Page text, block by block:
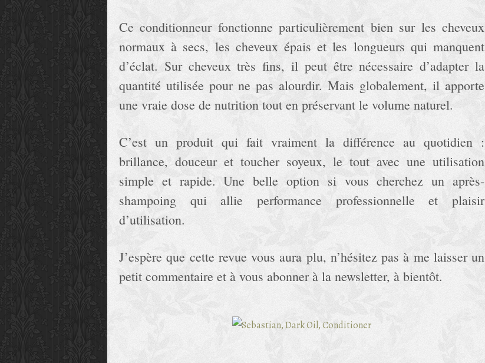
Ce conditionneur fonctionne particulièrement bien sur les cheveux
normaux à secs, les cheveux épais et les longueurs qui manquent
d’éclat. Sur cheveux très fins, il peut être nécessaire d’adapter la
quantité utilisée pour ne pas alourdir. Mais globalement, il apporte
une vraie dose de nutrition tout en préservant le volume naturel.
C’est un produit qui fait vraiment la différence au quotidien :
brillance, douceur et toucher soyeux, le tout avec une utilisation
simple et rapide. Une belle option si vous cherchez un après-
shampoing qui allie performance professionnelle et plaisir
d’utilisation.
J’espère que cette revue vous aura plu, n’hésitez pas à me laisser un
petit commentaire et à vous abonner à la newsletter, à bientôt.